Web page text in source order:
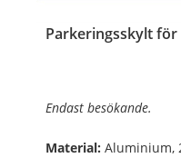
Parkeringsskylt
Endast besökande.
Material: Aluminium,